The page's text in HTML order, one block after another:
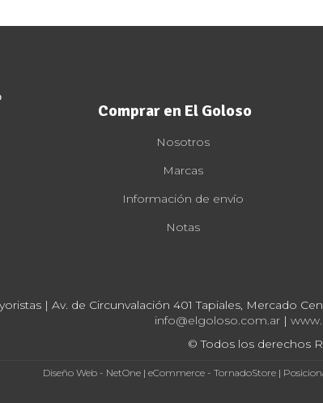
Comprar en El Goloso
Nosotros
Marcas
Información de envío
Notas
| Av. de Circunvalación 401 Tapiales, Mercado
info@elgoloso.com.ar|
© Todos los derechos
Diseño Web - NetOne| eCommerce - TornadoStore|